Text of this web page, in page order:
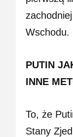
Wschodu.
PUTIN
INNE
To, że
Stany